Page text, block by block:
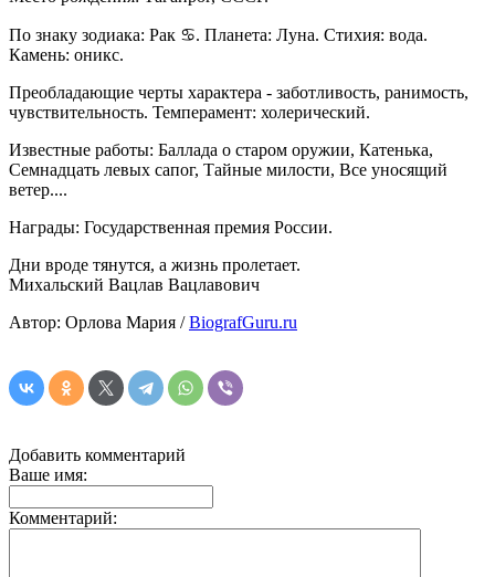
По знаку зодиака: Рак ♋. Планета: Луна. Стихия: вода.
Камень: оникс.
Преобладающие черты характера - заботливость, ранимость,
чувствительность. Темперамент: холерический.
Известные работы: Баллада о старом оружии, Катенька,
Семнадцать левых сапог, Тайные милости, Все уносящий
ветер....
Награды: Государственная премия России.
Дни вроде тянутся, а жизнь пролетает.
Михальский Вацлав Вацлавович
Автор: Орлова Мария /BiografGuru.ru
Добавить комментарий
Ваше имя:
Комментарий: